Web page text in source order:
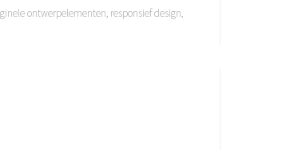
ontwerpelementen, responsief design,